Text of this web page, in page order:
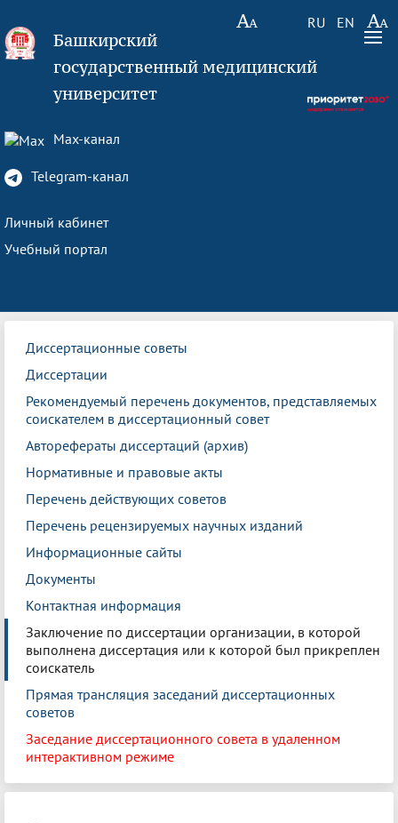
RU EN
Башкирский
государственный медицинский
университет
Max-канал
Telegram-канал
Личный кабинет
Учебный портал
Диссертационные советы
Диссертации
Рекомендуемый перечень документов, представляемых
соискателем в диссертационный совет
Авторефераты диссертаций (архив)
Нормативные и правовые акты
Перечень действующих советов
Перечень рецензируемых научных изданий
Информационные сайты
Документы
Контактная информация
Заключение по диссертации организации, в которой
выполнена диссертация или к которой был прикреплен
соискатель
Прямая трансляция заседаний диссертационных
советов
Заседание диссертационного совета в удаленном
интерактивном режиме